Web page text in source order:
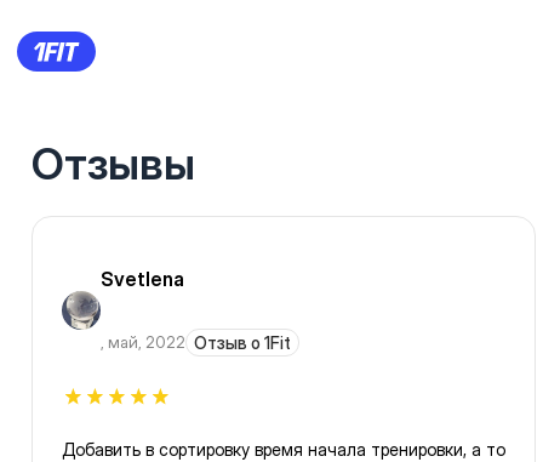
Отзывы
Svetlena
, май, 2022 Отзыв о 1Fit
Добавить в сортировку время начала тренировки, а то